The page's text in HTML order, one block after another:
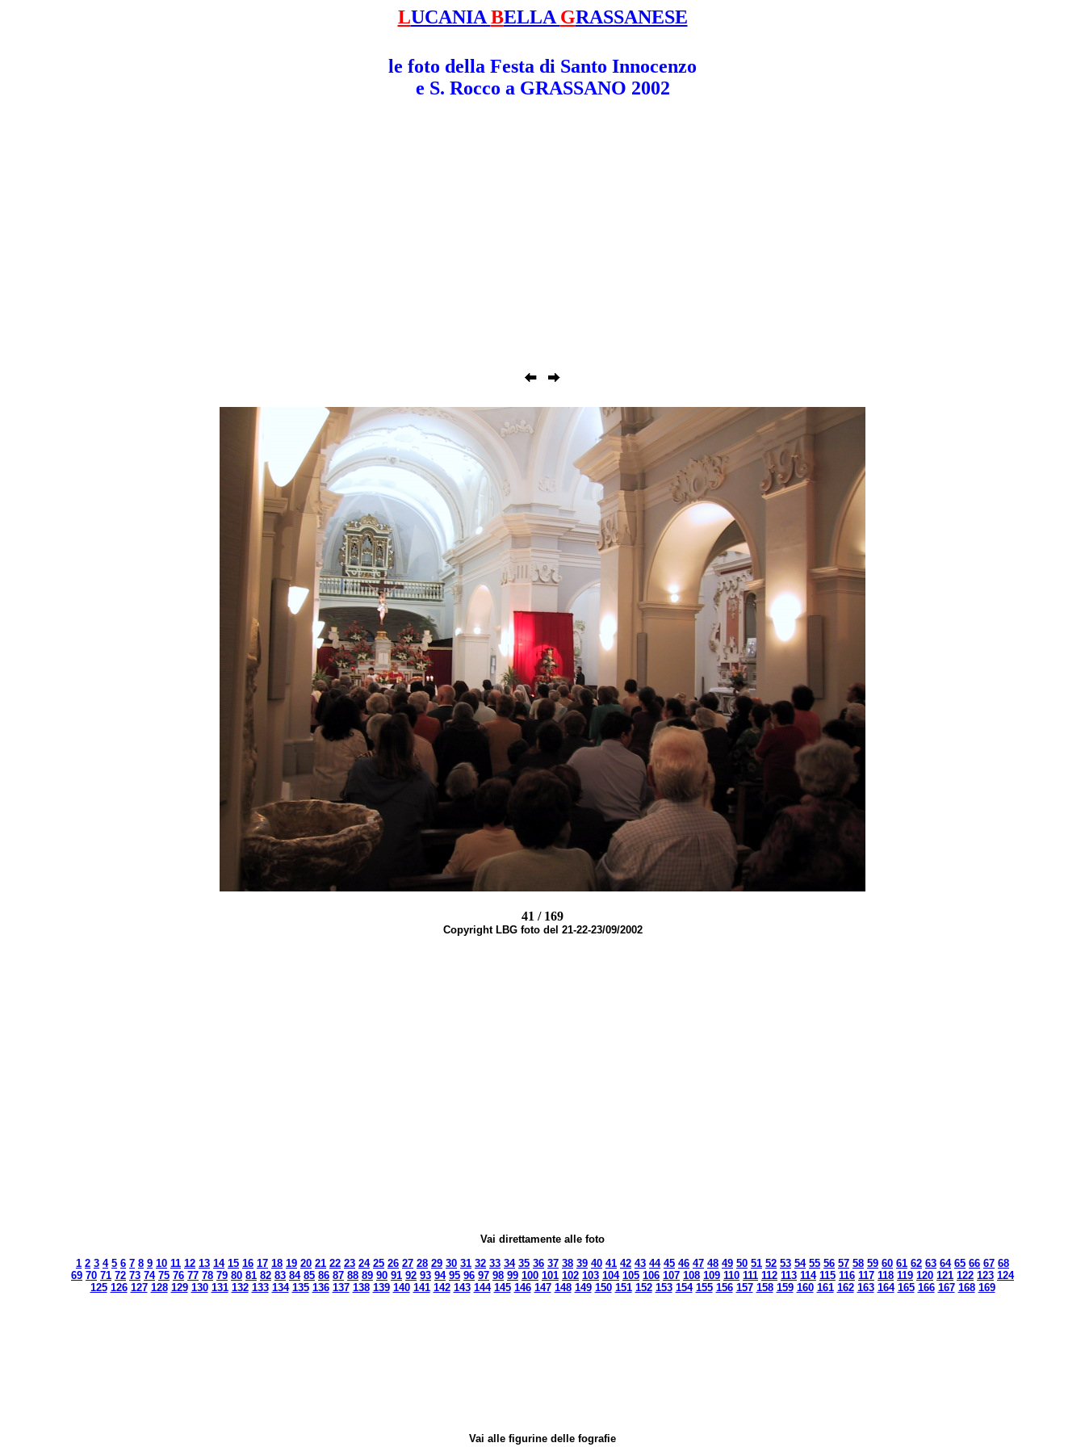
LUCANIA BELLA GRASSANESE
le foto della Festa di Santo Innocenzo
e S. Rocco a GRASSANO 2002
41 / 169
Copyright LBG foto del 21-22-23/09/2002
Vai direttamente alle foto
1 2 3 4 5 6 7 8 9 10 11 12 13 14 15 16 17 18 19 20 21 22 23 24 25 26 27 28 29 30 31 32 33 34 35 36 37 38 39 40 41 42 43 44 45 46 47 48 49 50 51 52 53 54 55 56 57 58 59 60 61 62 63 64 65 66 67 68
69 70 71 72 73 74 75 76 77 78 79 80 81 82 83 84 85 86 87 88 89 90 91 92 93 94 95 96 97 98 99 100 101 102 103 104 105 106 107 108 109 110 111 112 113 114 115 116 117 118 119 120 121 122 123 124
125 126 127 128 129 130 131 132 133 134 135 136 137 138 139 140 141 142 143 144 145 146 147 148 149 150 151 152 153 154 155 156 157 158 159 160 161 162 163 164 165 166 167 168 169
Vai alle figurine delle fografie